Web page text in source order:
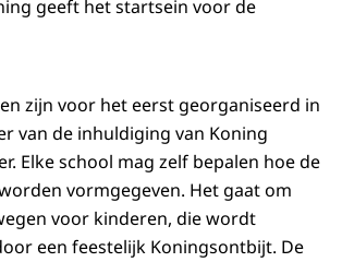
geeft het startsein voor de
zijn voor het eerst georganiseerd in
van de inhuldiging van Koning
Elke school mag zelf bepalen hoe de
vormgegeven. Het gaat om
voor kinderen, die wordt
een feestelijk Koningsontbijt. De